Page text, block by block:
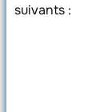
suivants :